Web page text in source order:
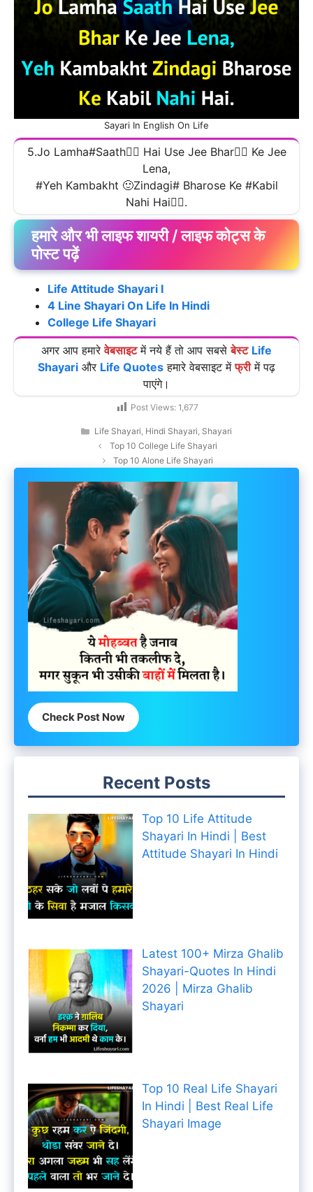
Sayari In English On Life
5.Jo Lamha#Saath🧍‍♂️ Hai Use Jee Bhar🙍‍♂️ Ke Jee
Lena,
#Yeh Kambakht 🙂Zindagi# Bharose Ke #Kabil
Nahi Hai🧎‍♂️.
हमारे और भी लाइफ शायरी / लाइफ कोट्स के
पोस्ट पढ़ें
Life Attitude Shayari I
4 Line Shayari On Life In Hindi
College Life Shayari
अगर आप हमारेवेबसाइटमें नये हैं तो आप सबसेबेस्ट Life
Shayari और Life Quotes हमारे वेबसाइट मेंफ्रीमें पढ़
पाएंगे।
Post Views: 1,677
Categories
Life Shayari, Hindi Shayari, Shayari
Top 10 College Life Shayari
Top 10 Alone Life Shayari
Check Post Now
Recent Posts
Top 10 Life Attitude
Shayari In Hindi | Best
Attitude Shayari In Hindi
Latest 100+ Mirza Ghalib
Shayari-Quotes In Hindi
2026 | Mirza Ghalib
Shayari
Top 10 Real Life Shayari
In Hindi | Best Real Life
Shayari Image